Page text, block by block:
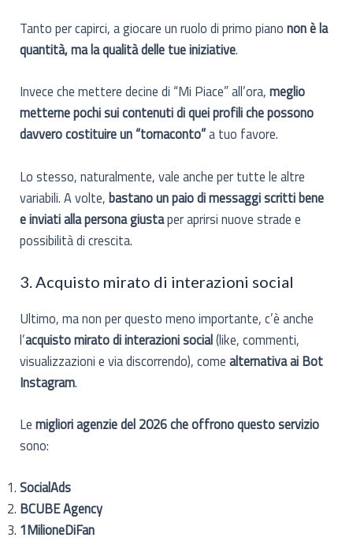
Tanto per capirci, a giocare un ruolo di primo pianonon è la
quantità, ma la qualità delle tue iniziative.
Invece che mettere decine di “Mi Piace” all’ora,meglio
metterne pochi sui contenuti di quei profili che possono
davvero costituire un “tornaconto”a tuo favore.
Lo stesso, naturalmente, vale anche per tutte le altre
variabili. A volte, bastano un paio di messaggi scritti bene
e inviati alla persona giustaper aprirsi nuove strade e
possibilità di crescita.
3. Acquisto mirato di interazioni social
Ultimo, ma non per questo meno importante, c’è anche
l’acquisto mirato di interazioni social(like, commenti,
visualizzazioni e via discorrendo), comealternativa ai Bot
Instagram.
Lemigliori agenzie del 2026 che offrono questo servizio
sono:
SocialAds
BCUBE Agency
1MilioneDiFan